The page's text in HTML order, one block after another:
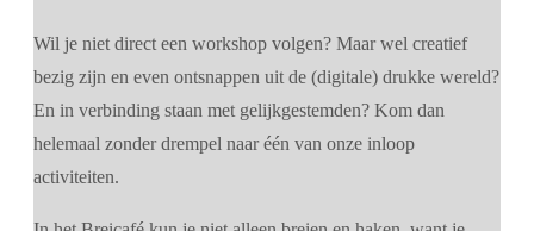
Wil je niet direct een workshop volgen? Maar wel creatief
bezig zijn en even ontsnappen uit de (digitale) drukke wereld?
En in verbinding staan met gelijkgestemden? Kom dan
helemaal zonder drempel naar één van onze inloop
activiteiten.